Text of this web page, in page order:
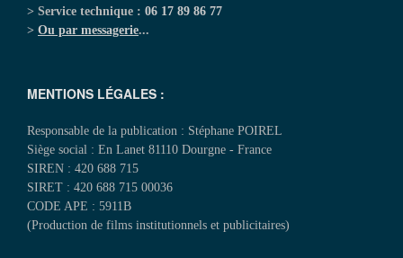
> Service technique : 06 17 89 86 77
> Ou par messagerie...
MENTIONS LÉGALES :
Responsable de la publication : Stéphane POIREL
Siège social : En Lanet 81110 Dourgne - France
SIREN : 420 688 715
SIRET : 420 688 715 00036
CODE APE : 5911B
(Production de films institutionnels et publicitaires)